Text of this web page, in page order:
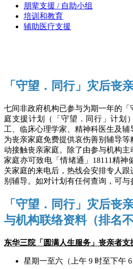
朋辈支援 / 自助小组
培训和教育
辅助医疗支援
「守望．同行」灾后丧
七间非政府机构已参与为期一年的
庭支援计划（「守望．同行」计划
工、临床心理学家、精神科医生及辅
为丧亲家庭免费提供哀伤善别辅导
动接触丧亲家庭。除了由参与机构
家庭亦可致电「情绪通」18111精神
关家庭的来电后，热线会安排专人
别辅导。如对计划有任何查询，可与
「守望．同行」灾后丧
与机构联络资料（排名不
东华三院「圆满人生服务」丧亲者支
星期一至六（上午 9 时至下午 6